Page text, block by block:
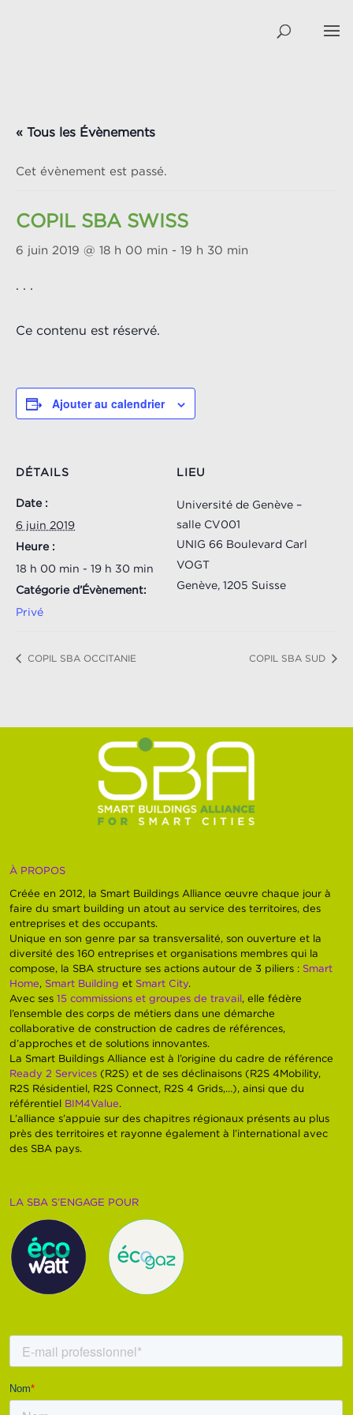
« Tous les Évènements
Cet évènement est passé.
COPIL SBA SWISS
6 juin 2019 @ 18 h 00 min - 19 h 30 min
. . .
Ce contenu est réservé.
Ajouter au calendrier
DÉTAILS
Date :
6 juin 2019
Heure :
18 h 00 min - 19 h 30 min
Catégorie d’Évènement:
Privé
LIEU
Université de Genève –
salle CV001
UNIG 66 Boulevard Carl
VOGT
Genève, 1205 Suisse
COPIL SBA OCCITANIE COPIL SBA SUD
À PROPOS
Créée en 2012, la Smart Buildings Alliance œuvre chaque jour à
faire du smart building un atout au service des territoires, des
entreprises et des occupants.
Unique en son genre par sa transversalité, son ouverture et la
diversité des 160 entreprises et organisations membres qui la
compose, la SBA structure ses actions autour de 3 piliers : Smart
Home, Smart Building et Smart City.
Avec ses15 commissions et groupes de travail, elle fédère
l’ensemble des corps de métiers dans une démarche
collaborative de construction de cadres de références,
d’approches et de solutions innovantes.
La Smart Buildings Alliance est à l’origine du cadre de référence
Ready 2 Services (R2S) et de ses déclinaisons (R2S 4Mobility,
R2S Résidentiel, R2S Connect, R2S 4 Grids,…), ainsi que du
référentiel BIM4Value.
L’alliance s’appuie sur des chapitres régionaux présents au plus
près des territoires et rayonne également à l’international avec
des SBA pays.
LA SBA S’ENGAGE POUR